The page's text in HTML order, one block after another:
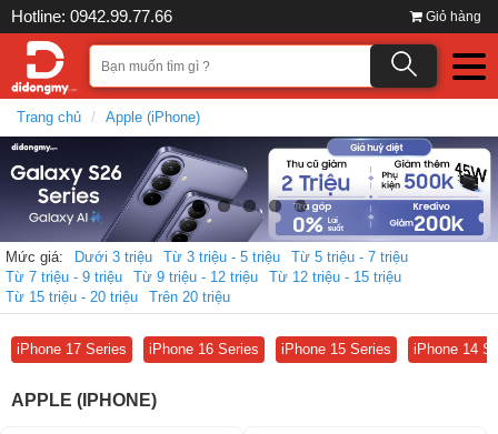
Hotline: 0942.99.77.66 Giỏ hàng
Trang chủ Apple (iPhone)
Mức giá: Dưới 3 triệu Từ 3 triệu - 5 triệu
Từ 5 triệu - 7 triệu
Từ 7 triệu - 9 triệu
Từ 9 triệu - 12 triệu
Từ 12 triệu - 15 triệu
Từ 15 triệu - 20 triệu
Trên 20 triệu
iPhone 17 Series iPhone 16 Series iPhone 15 Series iPhone 14
APPLE (IPHONE)